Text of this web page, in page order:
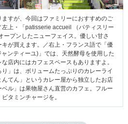
すが、今回はファミリーにおすすめのご
上・「patisserie accueil （パティスリー
ープンしたニューフェイス。優しい甘さ
が買えます。／右上・フランス語で「優
ンティーユ)」では、天然酵母を使用した
店内にはカフェスペースもありますよ。
」は、ボリュームたっぷりのカレーライ
てん」というカレー屋から独立したお店
ル」は果物屋さん直営のカフェ。フルー
タミンチャージを。